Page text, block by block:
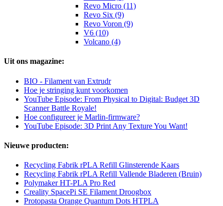
Revo Micro (11)
Revo Six (9)
Revo Voron (9)
V6 (10)
Volcano (4)
Uit ons magazine:
BIO - Filament van Extrudr
Hoe je stringing kunt voorkomen
YouTube Episode: From Physical to Digital: Budget 3D
Scanner Battle Royale!
Hoe configureer je Marlin-firmware?
YouTube Episode: 3D Print Any Texture You Want!
Nieuwe producten:
Recycling Fabrik rPLA Refill Glinsterende Kaars
Recycling Fabrik rPLA Refill Vallende Bladeren (Bruin)
Polymaker HT-PLA Pro Red
Creality SpacePi SE Filament Droogbox
Protopasta Orange Quantum Dots HTPLA